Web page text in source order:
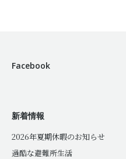
Facebook
新着情報
2026年夏期休暇のお知らせ
過酷な避難所生活